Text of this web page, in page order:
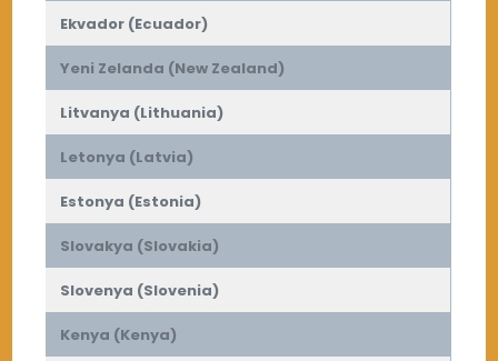
Ekvador (Ecuador)
Yeni Zelanda (New Zealand)
Litvanya (Lithuania)
Letonya (Latvia)
Estonya (Estonia)
Slovakya (Slovakia)
Slovenya (Slovenia)
Kenya (Kenya)